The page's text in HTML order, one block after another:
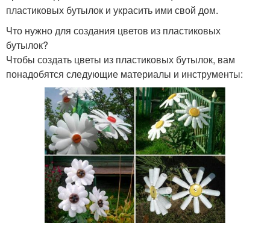
пластиковых бутылок и украсить ими свой дом.
Что нужно для создания цветов из пластиковых
бутылок?
Чтобы создать цветы из пластиковых бутылок, вам
понадобятся следующие материалы и инструменты: